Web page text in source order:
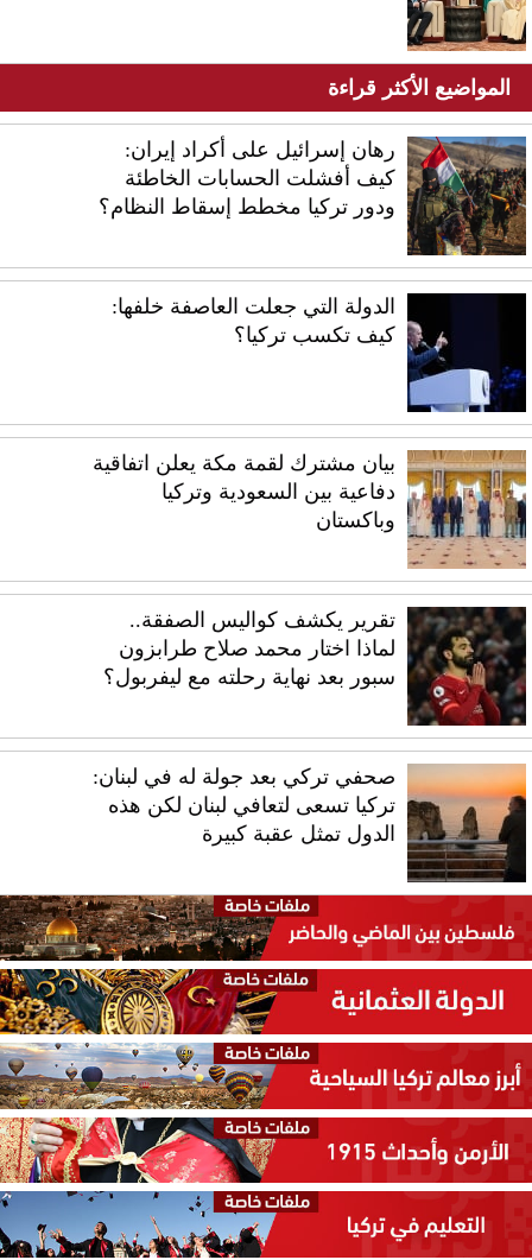
المواضيع الأكثر قراءة
رهان إسرائيل على أكراد إيران:
كيف أفشلت الحسابات الخاطئة
ودور تركيا مخطط إسقاط النظام؟
الدولة التي جعلت العاصفة خلفها:
كيف تكسب تركيا؟
بيان مشترك لقمة مكة يعلن اتفاقية
دفاعية بين السعودية وتركيا
وباكستان
تقرير يكشف كواليس الصفقة..
لماذا اختار محمد صلاح طرابزون
سبور بعد نهاية رحلته مع ليفربول؟
صحفي تركي بعد جولة له في لبنان:
تركيا تسعى لتعافي لبنان لكن هذه
الدول تمثل عقبة كبيرة